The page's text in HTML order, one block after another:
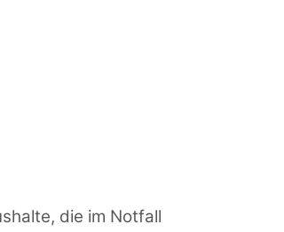
die im Notfall